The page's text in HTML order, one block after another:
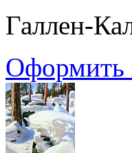
Галлен-
Оформить